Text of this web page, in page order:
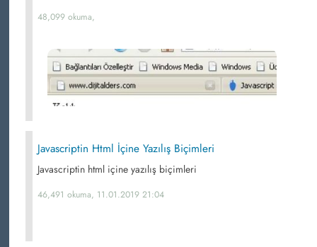
48,099 okuma,
Javascriptin Html İçine Yazılış Biçimleri
Javascriptin html içine yazılış biçimleri
46,491 okuma, 11.01.2019 21:04